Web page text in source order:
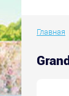
Главная